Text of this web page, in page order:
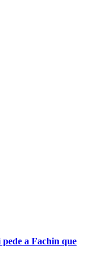
a Fachin que